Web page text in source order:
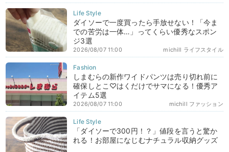
ダイソーで一度買ったら手放せない！「今ま
での苦労は一体…」ってくらい優秀なスポン
ジ3選
michill ライフスタイル
2026/08/07 11:00
しまむらの新作ワイドパンツは売り切れ前に
確保しとこ♡はくだけでサマになる！優秀ア
イテム5選
michill ファッション
2026/08/07 11:00
「ダイソーで300円！？」値段を言うと驚か
れる！お部屋になじむナチュラル収納グッズ